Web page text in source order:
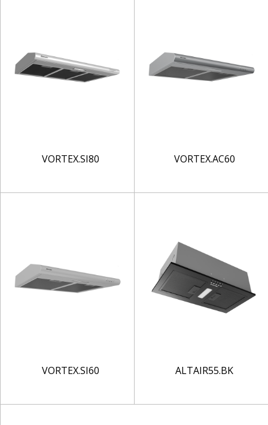
VORTEX.SI80 VORTEX.AC60
VORTEX.SI60 ALTAIR55.BK